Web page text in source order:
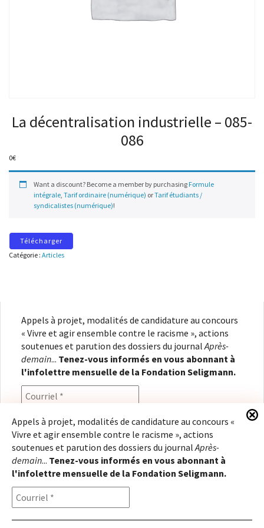
La décentralisation industrielle – 085-
086
0€
Want a discount? Become a member by purchasing Formule
intégrale, Tarif ordinaire (numérique) orTarif étudiants /
syndicalistes (numérique)!
Télécharger
Catégorie : Articles
Appels à projet, modalités de candidature au concours
« Vivre et agir ensemble contre le racisme », actions
soutenues et parution des dossiers du journal Après-
demain... Tenez-vous informés en vous abonnant à
l'infolettre mensuelle de la Fondation Seligmann.
En renseignant votre adresse électronique, vous
consentez à recevoir l'infolettre de la Fondation
Seligmann, conformément à notrepolitique de
confidentialité. Il vous sera possible de vous
désabonner à tout moment.
Appels à projet, modalités de candidature au concours «
Vivre et agir ensemble contre le racisme », actions
soutenues et parution des dossiers du journalAprès-
demain... Tenez-vous informés en vous abonnant à
l'infolettre mensuelle de la Fondation Seligmann.